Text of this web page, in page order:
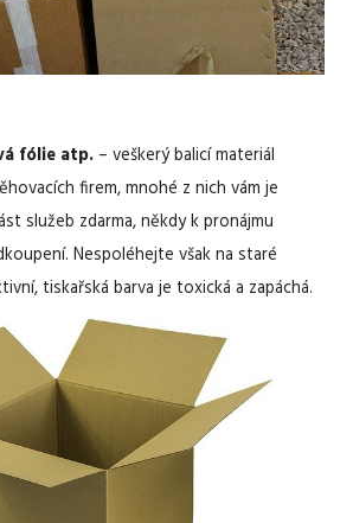
fólie atp. – veškerý balicí materiál
firem, mnohé z nich vám je
služeb zdarma, někdy k pronájmu
Nespoléhejte však na staré
tiskařská barva je toxická a zapáchá.